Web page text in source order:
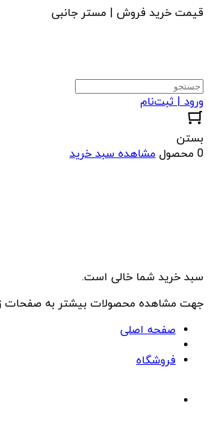
قیمت خرید فروش | مستر جانبی
ورود | ثبت‌نام
بستن
0 محصول
مشاهده سبد خرید
سبد خرید شما خالی است.
جهت مشاهده محصولات بیشتر به صفحات
صفحه اصلی
فروشگاه